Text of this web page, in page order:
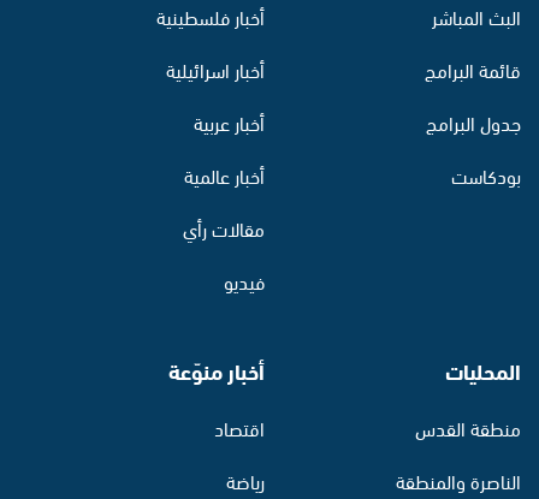
البث المباشر
قائمة البرامج
جدول البرامج
بودكاست
أخبار فلسطينية
أخبار اسرائيلية
أخبار عربية
أخبار عالمية
مقالات رأي
فيديو
المحليات
منطقة القدس
الناصرة والمنطقة
أخبار منوّعة
اقتصاد
رياضة